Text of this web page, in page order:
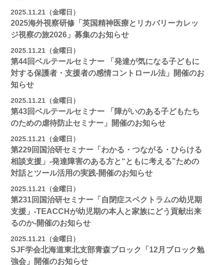
2025.11.21（金曜日）
2025海外視察研修「英国精神医療とリカバリーカレッ
ジ視察の旅2026」募集のお知らせ
2025.11.21（金曜日）
第44回ベルテールセミナー 「発達が気になる子どもに
対する保護者・支援者の感情コントロール法」開催のお
知らせ
2025.11.21（金曜日）
第43回ベルテールセミナー 「障がいのある子どもたち
のための虐待防止セミナー」開催のお知らせ
2025.11.21（金曜日）
第229回国治研セミナー「わかる・つながる・ひらける
相談支援」-発達障害のある方と“ともに考える”ための
対話とツール活用の実践-開催のお知らせ
2025.11.21（金曜日）
第231回国治研セミナー「自閉症スペクトラムの幼児期
支援」-TEACCHが幼児期の本人と家族にどう貢献出来
るのか-開催のお知らせ
2025.11.21（金曜日）
SJF学会北海道東北支部青森ブロック「12月ブロック勉
強会」開催のお知らせ